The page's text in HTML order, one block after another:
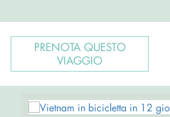
PRENOTA QUESTO
VIAGGIO